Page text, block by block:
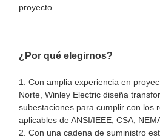
proyecto.
¿Por qué elegirnos?
1. Con amplia experiencia en
Norte, Winley Electric diseña
subestaciones para cumplir con los
aplicables de ANSI/IEEE, CSA,
2. Con una cadena de suministro